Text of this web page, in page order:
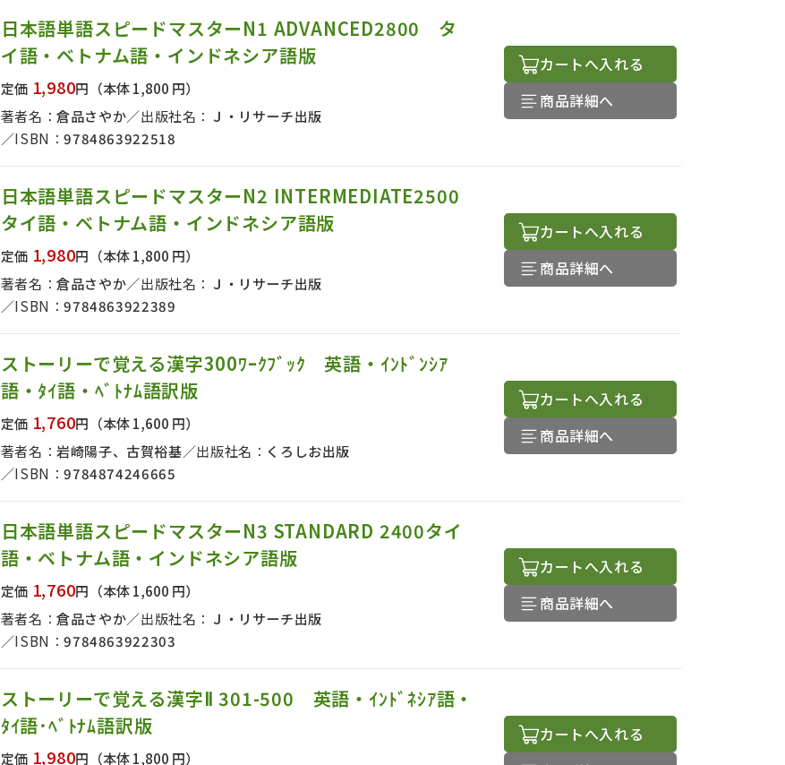
日本語単語スピードマスターN1 ADVANCED2800 タ
イ語・ベトナム語・インドネシア語版
定価 1,980円 （本体 1,800 円）
著者名：倉品さやか 出版社名： Ｊ・リサーチ出版
ISBN：9784863922518
カートへ入れる
商品詳細へ
日本語単語スピードマスターN2 INTERMEDIATE2500
タイ語・ベトナム語・インドネシア語版
定価 1,980円 （本体 1,800 円）
著者名：倉品さやか 出版社名： Ｊ・リサーチ出版
ISBN：9784863922389
カートへ入れる
商品詳細へ
ストーリーで覚える漢字300ﾜｰｸﾌﾞｯｸ 英語・ｲﾝﾄﾞﾝｼｱ
語・ﾀｲ語・ﾍﾞﾄﾅﾑ語訳版
定価 1,760円 （本体 1,600 円）
著者名：岩崎陽子、古賀裕基 出版社名： くろしお出版
ISBN：9784874246665
カートへ入れる
商品詳細へ
日本語単語スピードマスターN3 STANDARD 2400タイ
語・ベトナム語・インドネシア語版
定価 1,760円 （本体 1,600 円）
著者名：倉品さやか 出版社名： Ｊ・リサーチ出版
ISBN：9784863922303
カートへ入れる
商品詳細へ
ストーリーで覚える漢字Ⅱ 301-500 英語・ｲﾝﾄﾞﾈｼｱ語・
ﾀｲ語･ﾍﾞﾄﾅﾑ語訳版
定価 1,980円 （本体 1,800 円）
カートへ入れる